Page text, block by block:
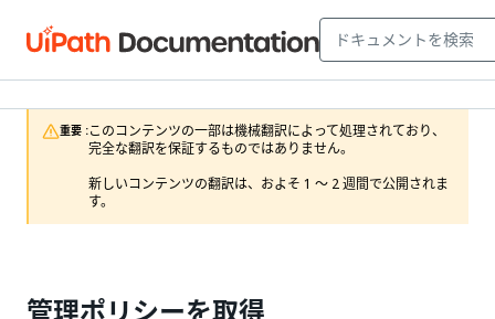
重要 :このコンテンツの一部は機械翻訳によって処理されており、
完全な翻訳を保証するものではありません。
新しいコンテンツの翻訳は、およそ 1 ～ 2 週間で公開されま
す。